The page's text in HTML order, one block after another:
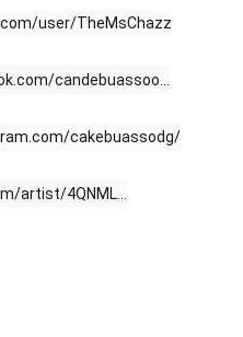
user/TheMsChazz
candebuassoo...
cakebuassodg/
artist/4QNML...